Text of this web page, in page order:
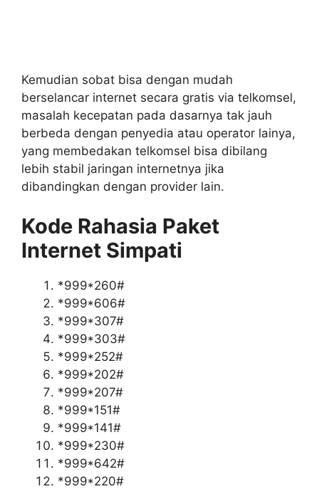
Kemudian sobat bisa dengan mudah
berselancar internet secara gratis via telkomsel,
masalah kecepatan pada dasarnya tak jauh
berbeda dengan penyedia atau operator lainya,
yang membedakan telkomsel bisa dibilang
lebih stabil jaringan internetnya jika
dibandingkan dengan provider lain.
Kode Rahasia Paket
Internet Simpati
*999*260#
*999*606#
*999*307#
*999*303#
*999*252#
*999*202#
*999*207#
*999*151#
*999*141#
*999*230#
*999*642#
*999*220#